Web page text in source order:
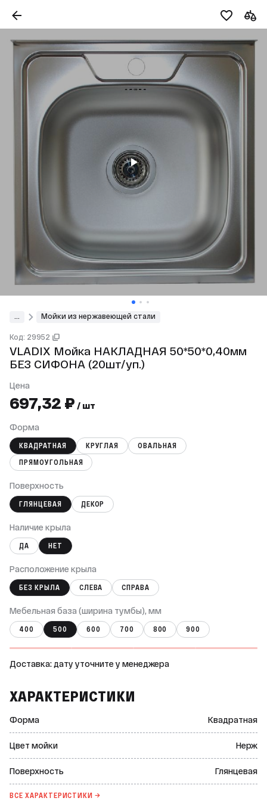
... Мойки из нержавеющей стали
Код: 29952
VLADIX Мойка НАКЛАДНАЯ 50*50*0,40мм
БЕЗ СИФОНА (20шт/уп.)
Цена
697,32 ₽ / шт
Формa
КВАДРАТНАЯ КРУГЛАЯ
ОВАЛЬНАЯ
ПРЯМОУГОЛЬНАЯ
Поверхность
ГЛЯНЦЕВАЯ ДЕКОР
Наличие крыла
ДА НЕТ
Расположение крыла
БЕЗ КРЫЛА СЛЕВА СПРАВА
Мебельная база (ширина тумбы), мм
400 500 600 700 800 900
Доставка: дату уточните у менеджера
ХАРАКТЕРИСТИКИ
Формa Квадратная
Цвет мойки Нерж
Поверхность Глянцевая
ВСЕ ХАРАКТЕРИСТИКИ →